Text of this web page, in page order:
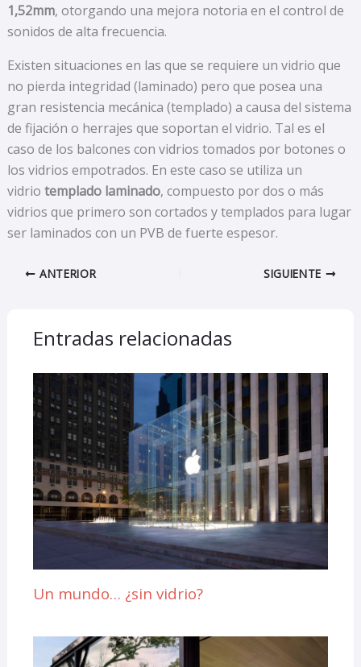
1,52mm, otorgando una mejora notoria en el control de
sonidos de alta frecuencia.
Existen situaciones en las que se requiere un vidrio que
no pierda integridad (laminado) pero que posea una
gran resistencia mecánica (templado) a causa del sistema
de fijación o herrajes que soportan el vidrio. Tal es el
caso de los balcones con vidrios tomados por botones o
los vidrios empotrados. En este caso se utiliza un
vidrio templado laminado, compuesto por dos o más
vidrios que primero son cortados y templados para lugar
ser laminados con un PVB de fuerte espesor.
ANTERIOR SIGUIENTE
Entradas relacionadas
Un mundo… ¿sin vidrio?